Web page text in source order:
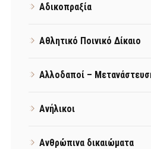
Αδικοπραξία
Αθλητικό Ποινικό Δίκαιο
Αλλοδαποί –
Ανήλικοι
Ανθρώπινα δικαιώματα